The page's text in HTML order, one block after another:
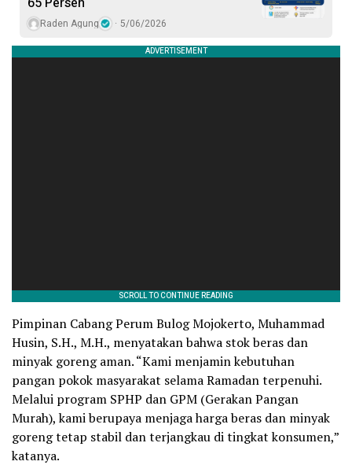
Raden Agung 5/06/2026
Pimpinan Cabang Perum Bulog Mojokerto, Muhammad
Husin, S.H., M.H., menyatakan bahwa stok beras dan
minyak goreng aman. “Kami menjamin kebutuhan
pangan pokok masyarakat selama Ramadan terpenuhi.
Melalui program SPHP dan GPM (Gerakan Pangan
Murah), kami berupaya menjaga harga beras dan minyak
goreng tetap stabil dan terjangkau di tingkat konsumen,”
katanya.